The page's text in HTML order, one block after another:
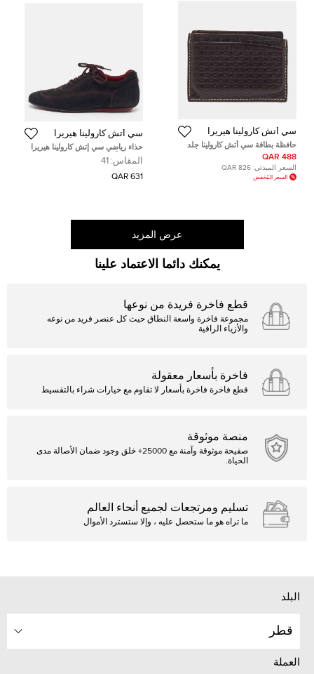
سي أتش كارولينا هيريرا
حافظة بطاقة سي أتش كارولينا جلد
مونوغرامي كحلي
488 QAR
السعر المبدئي: 826 QAR
السعر المُخفض
سي أتش كارولينا هيريرا
حذاء رياضي سي إتش كارولينا هيريرا
سويدي أسود بتفاصيل خياطة بعنق
منخفض مقاس 41
المقاس: 41
631 QAR
عرض المزيد
يمكنك دائما الاعتماد علينا
قطع فاخرة فريدة من نوعها
مجموعة فاخرة واسعة النطاق حيث كل عنصر فريد من نوعه
والأزياء الراقية
فاخرة بأسعار معقولة
قطع فاخرة فاخرة بأسعار لا تقاوم مع خيارات شراء بالتقسيط
منصة موثوقة
صفيحة موثوقة وآمنة مع 25000+ خلق وجود ضمان الأصالة مدى
الحياة.
تسليم ومرتجعات لجميع أنحاء العالم
ما تراه هو ما ستحصل عليه ، وإلا ستسترد الأموال
البلد
قطر
العملة